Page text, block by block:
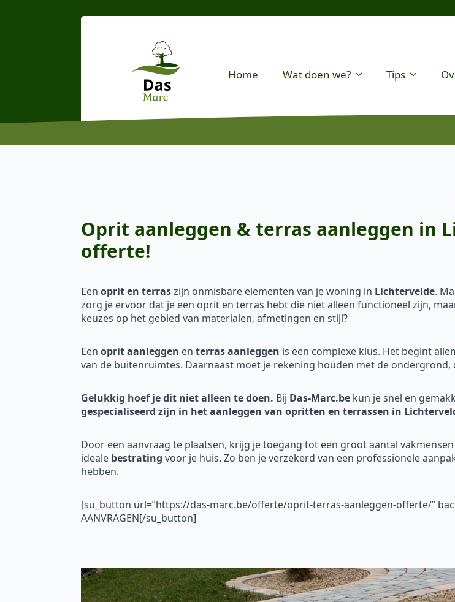
Home Wat doen we? Tips
Oprit aanleggen & terras aanleggen in
offerte!
Een oprit en terraszijn onmisbare elementen van je woning in Lichtervelde.
zorg je ervoor dat je een oprit en terras hebt die niet alleen functioneel zijn,
keuzes op het gebied van materialen, afmetingen en stijl?
Een oprit aanleggen en terras aanleggen is een complexe klus. Het begint
van de buitenruimtes. Daarnaast moet je rekening houden met de
Gelukkig hoef je dit niet alleen te doen. Bij Das-Marc.be kun je snel en
gespecialiseerd zijn in het aanleggen van opritten en terrassen in
Door een aanvraag te plaatsen, krijg je toegang tot een groot aantal
ideale bestrating voor je huis. Zo ben je verzekerd van een professionele
hebben.
[su_button url=”https://das-marc.be/offerte/oprit-terras-aanleggen-offerte/”
AANVRAGEN[/su_button]